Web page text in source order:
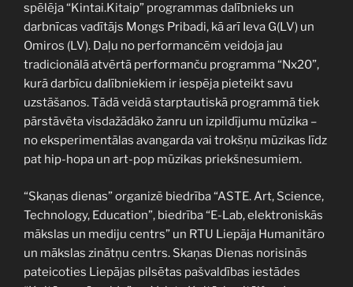
spēlēja “Kintai.Kitaip” programmas dalībnieks un
darbnīcas vadītājs Mongs Pribadi, kā arī Ieva G(LV) un
Omiros (LV). Daļu no performancēm veidoja jau
tradicionālā atvērtā performanču programma “Nx20”,
kurā darbīcu dalībniekiem ir iespēja pieteikt savu
uzstāšanos. Tādā veidā starptautiskā programmā tiek
pārstāvēta visdažādāko žanru un izpildījumu mūzika –
no eksperimentālas avangarda vai trokšņu mūzikas līdz
pat hip-hopa un art-pop mūzikas priekšnesumiem.
“Skaņas dienas” organizē biedrība “ASTE. Art, Science,
Technology, Education”, biedrība “E-Lab, elektroniskās
mākslas un mediju centrs” un RTU Liepāja Humanitāro
un mākslas zinātņu centrs. Skaņas Dienas norisinās
pateicoties Liepājas pilsētas pašvaldības iestādes